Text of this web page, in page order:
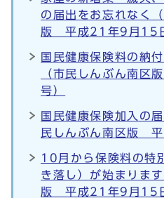
の届出をお忘れなく
版 平成21年9月15
国民健康保険料の納
（市民しんぶん南
号）
国民健康保険加入の
民しんぶん南区版
10月から保険料の特
き落し）が始まりま
版 平成21年9月15